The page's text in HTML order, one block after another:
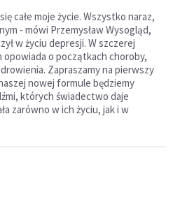
całe moje życie. Wszystko naraz,
- mówi Przemysław Wysogląd,
w życiu depresji. W szczerej
o początkach choroby,
Zapraszamy na pierwszy
nowej formule będziemy
których świadectwo daje
zarówno w ich życiu, jak i w